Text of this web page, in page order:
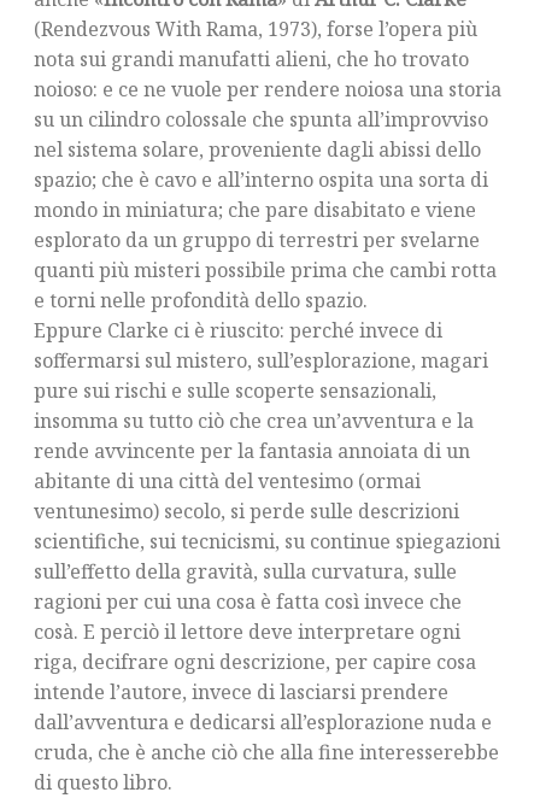
(Rendezvous With Rama, 1973), forse l’opera più
nota sui grandi manufatti alieni, che ho trovato
noioso: e ce ne vuole per rendere noiosa una storia
su un cilindro colossale che spunta all’improvviso
nel sistema solare, proveniente dagli abissi dello
spazio; che è cavo e all’interno ospita una sorta di
mondo in miniatura; che pare disabitato e viene
esplorato da un gruppo di terrestri per svelarne
quanti più misteri possibile prima che cambi rotta
e torni nelle profondità dello spazio.
Eppure Clarke ci è riuscito: perché invece di
soffermarsi sul mistero, sull’esplorazione, magari
pure sui rischi e sulle scoperte sensazionali,
insomma su tutto ciò che crea un’avventura e la
rende avvincente per la fantasia annoiata di un
abitante di una città del ventesimo (ormai
ventunesimo) secolo, si perde sulle descrizioni
scientifiche, sui tecnicismi, su continue spiegazioni
sull’effetto della gravità, sulla curvatura, sulle
ragioni per cui una cosa è fatta così invece che
cosà. E perciò il lettore deve interpretare ogni
riga, decifrare ogni descrizione, per capire cosa
intende l’autore, invece di lasciarsi prendere
dall’avventura e dedicarsi all’esplorazione nuda e
cruda, che è anche ciò che alla fine interesserebbe
di questo libro.